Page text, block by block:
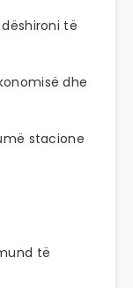
të
dhe
stacione
të